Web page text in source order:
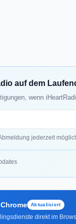
auf dem
wenn
jederzeit
Aktualisiert
direkt im